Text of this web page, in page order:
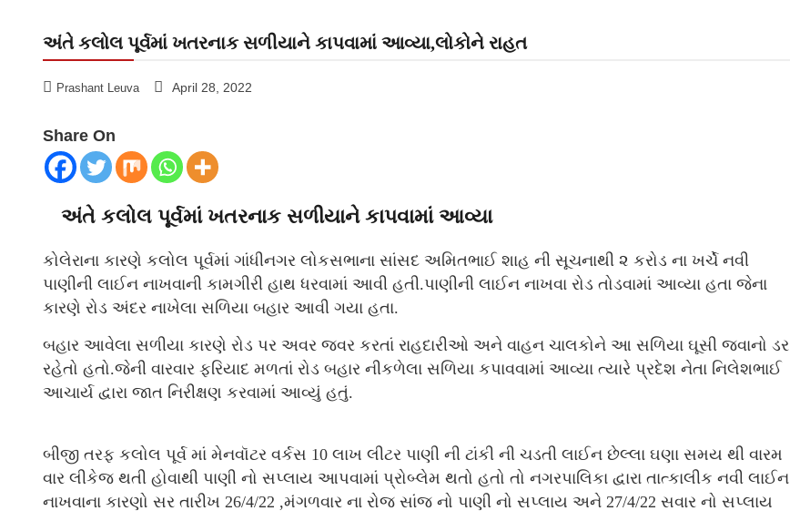
અંતે કલોલ પૂર્વમાં ખતરનાક સળીયાને કાપવામાં આવ્યા,લોકોને રાહત
Prashant Leuva April 28, 2022
Share On
અંતે કલોલ પૂર્વમાં ખતરનાક સળીયાને કાપવામાં આવ્યા
કોલેરાના કારણે કલોલ પૂર્વમાં ગાંધીનગર લોકસભાના સાંસદ અમિતભાઈ શાહ ની સૂચનાથી ૨ કરોડ ના ખર્ચે નવી
પાણીની લાઈન નાખવાની કામગીરી હાથ ધરવામાં આવી હતી.પાણીની લાઈન નાખવા રોડ તોડવામાં આવ્યા હતા જેના
કારણે રોડ અંદર નાખેલા સળિયા બહાર આવી ગયા હતા.
બહાર આવેલા સળીયા કારણે રોડ પર અવર જવર કરતાં રાહદારીઓ અને વાહન ચાલકોને આ સળિયા ઘૂસી જવાનો ડર
રહેતો હતો.જેની વારવાર ફરિયાદ મળતાં રોડ બહાર નીકળેલા સળિયા કપાવવામાં આવ્યા ત્યારે પ્રદેશ નેતા નિલેશભાઈ
આચાર્ય દ્વારા જાત નિરીક્ષણ કરવામાં આવ્યું હતું.
બીજી તરફ કલોલ પૂર્વ માં મેનવૉટર વર્કસ 10 લાખ લીટર પાણી ની ટાંકી ની ચડતી લાઈન છેલ્લા ઘણા સમય થી વારમ
વાર લીકેજ થતી હોવાથી પાણી નો સપ્લાય આપવામાં પ્રોબ્લેમ થતો હતો તો નગરપાલિકા દ્વારા તાત્કાલીક નવી લાઈન
નાખવાના કારણો સર તારીખ 26/4/22 ,મંગળવાર ના રોજ સાંજ નો પાણી નો સપ્લાય અને 27/4/22 સવાર નો સપ્લાય